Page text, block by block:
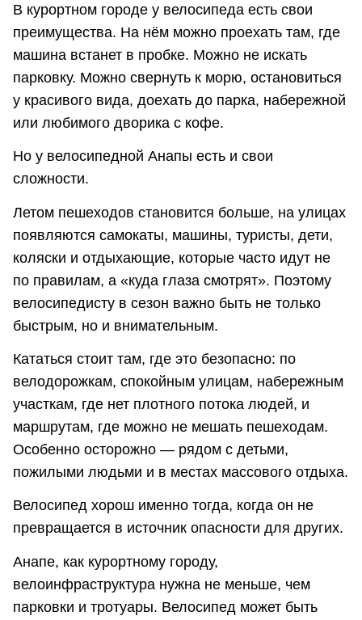
В курортном городе у велосипеда есть свои
преимущества. На нём можно проехать там, где
машина встанет в пробке. Можно не искать
парковку. Можно свернуть к морю, остановиться
у красивого вида, доехать до парка, набережной
или любимого дворика с кофе.
Но у велосипедной Анапы есть и свои
сложности.
Летом пешеходов становится больше, на улицах
появляются самокаты, машины, туристы, дети,
коляски и отдыхающие, которые часто идут не
по правилам, а «куда глаза смотрят». Поэтому
велосипедисту в сезон важно быть не только
быстрым, но и внимательным.
Кататься стоит там, где это безопасно: по
велодорожкам, спокойным улицам, набережным
участкам, где нет плотного потока людей, и
маршрутам, где можно не мешать пешеходам.
Особенно осторожно — рядом с детьми,
пожилыми людьми и в местах массового отдыха.
Велосипед хорош именно тогда, когда он не
превращается в источник опасности для других.
Анапе, как курортному городу,
велоинфраструктура нужна не меньше, чем
парковки и тротуары. Велосипед может быть